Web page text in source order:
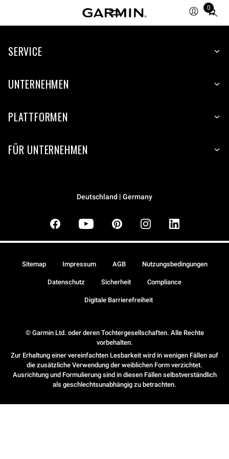
0
Total
items
cart:
SERVICE
UNTERNEHMEN
PLATTFORMEN
FÜR UNTERNEHMEN
Deutschland | Germany
© Garmin Ltd. oder deren Tochtergesellschaften. Alle Rechte
vorbehalten.
Zur Erhaltung einer vereinfachten Lesbarkeit wird in wenigen Fällen auf
die zusätzliche Verwendung der weiblichen Form verzichtet.
Ausrichtung und Formulierung sind in diesen Fällen selbstverständlich
als geschlechtsunabhängig zu betrachten.
Sitemap Impressum AGB Nutzungsbedingungen
Datenschutz Sicherheit Compliance
Digitale Barrierefreiheit